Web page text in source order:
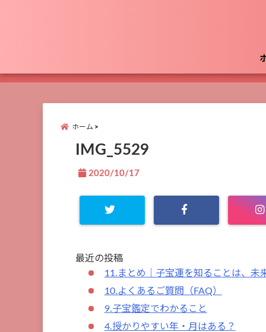
ホーム
IMG_5529
2020/10/17
最近の投稿
11.まとめ｜子宝運を知ることは、未
10.よくあるご質問（FAQ）
9.子宝鑑定でわかること
4.授かりやすい年・月はある？